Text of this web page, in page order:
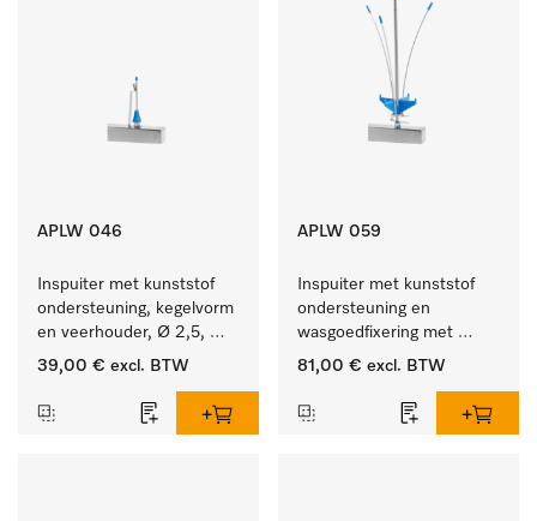
APLW 046
Inspuiter met kunststof
ondersteuning, kegelvorm
en veerhouder, Ø 2,5,
lengte 80 mm.
39,00 € excl. BTW
APLW 059
Inspuiter met kunststof
ondersteuning en
wasgoedfixering met
vergr., Ø 6, lengte
81,00 € excl. BTW